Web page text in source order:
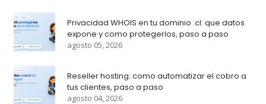
Privacidad WHOIS en tu dominio .cl: que datos
expone y como protegerlos, paso a paso
agosto 05, 2026
Reseller hosting: como automatizar el cobro a
tus clientes, paso a paso
agosto 04, 2026